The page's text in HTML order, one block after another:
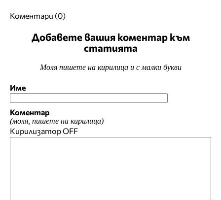
Коментари (0)
Добавете вашия коментар към
статията
Моля пишете на кирилица и с малки букви
Име
Коментар
(моля, пишете на кирилица)
КирилизаторOFF